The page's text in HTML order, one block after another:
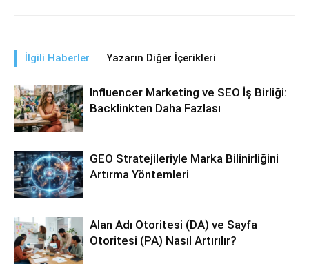
İlgili Haberler Yazarın Diğer İçerikleri
Influencer Marketing ve SEO İş Birliği:
Backlinkten Daha Fazlası
GEO Stratejileriyle Marka Bilinirliğini
Artırma Yöntemleri
Alan Adı Otoritesi (DA) ve Sayfa
Otoritesi (PA) Nasıl Artırılır?